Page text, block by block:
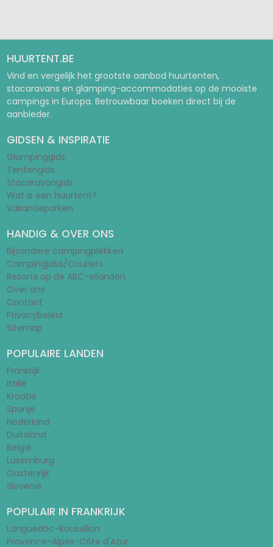
HUURTENT.BE
Vind en vergelijk het grootste aanbod huurtenten,
stacaravans en glamping-accommodaties op de mooiste
campings in Europa. Betrouwbaar boeken direct bij de
aanbieder.
GIDSEN & INSPIRATIE
Glampinggids
Tentengids
Stacaravangids
Wat is een huurtent?
Vakantieparken
HANDIG & OVER ONS
Bijzondere campingplekken
Campingjobs/Couriers
Resorts op de ABC-eilanden
Over ons
Contact
Privacybeleid
Sitemap
POPULAIRE LANDEN
Frankrijk
Italië
Kroatië
Spanje
Nederland
Duitsland
België
Luxemburg
Oostenrijk
Slovenië
POPULAIR IN FRANKRIJK
Languedoc-Roussillon
Provence-Alpes-Côte d'Azur